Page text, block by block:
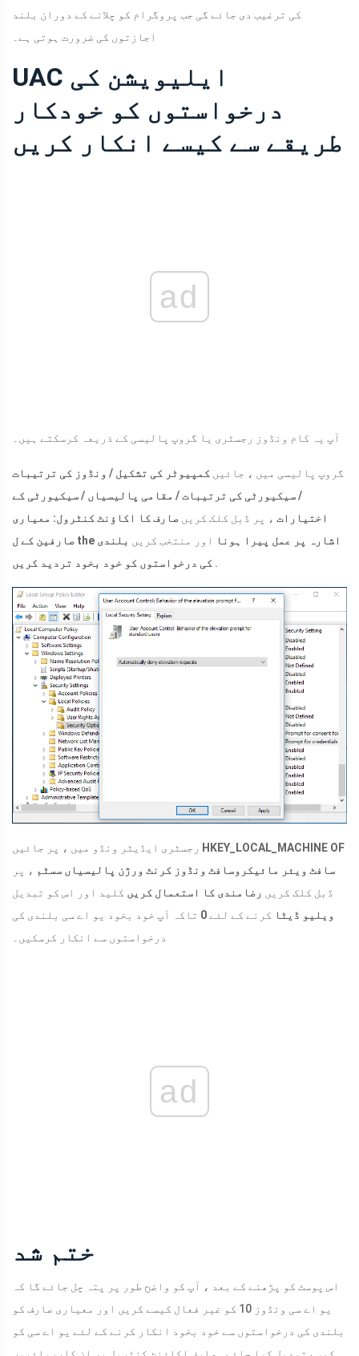
کی ترغیب دی جائے گی جب پروگرام کو چلانے کے دوران بلند
اجازتوں کی ضرورت ہوتی ہے۔
UAC ایلیویشن کی
درخواستوں کو خودکار
طریقے سے کیسے انکار کریں
ad
آپ یہ کام ونڈوز رجسٹری یا گروپ پالیسی کے ذریعہ کرسکتے ہیں۔
گروپ پالیسی میں ، جائیں کمپیوٹر کی تشکیل / ونڈوز کی ترتیبات
/ سیکیورٹی کی ترتیبات / مقامی پالیسیاں / سیکیورٹی کے
اختیارات ، پر ڈبل کلک کریں صارف کا اکاؤنٹ کنٹرول: معیاری
صارفین کے ل the اشارہ پر عمل پیرا ہونا
اور منتخب کریں بلندی
کی درخواستوں کو خود بخود تردید کریں .
HKEY_LOCAL_MACHINE OF
سافٹ ویئر مائیکروسافٹ ونڈوز کرنٹ ورژن پالیسیاں سسٹم ، پر
ڈبل کلک کریں رضامندی کا استعمال کریں کلید اور اس کو تبدیل
ویلیو ڈیٹا کرنے کے لئے 0 تاکہ آپ خود بخود یو اے سی بلندی کی
درخواستوں سے انکار کرسکیں۔
ad
ختم شد
اس پوسٹ کو پڑھنے کے بعد ، آپ کو واضح طور پر پتہ چل جائے گا کہ
یو اے سی ونڈوز 10 کو غیر فعال کیسے کریں اور معیاری صارف کو
بلندی کی درخواستوں سے خود بخود انکار کرنے کے لئے یو اے سی کو
کیسے تبدیل کیا جائے۔ صارف اکاؤنٹ کنٹرول پر ان کارروائیوں